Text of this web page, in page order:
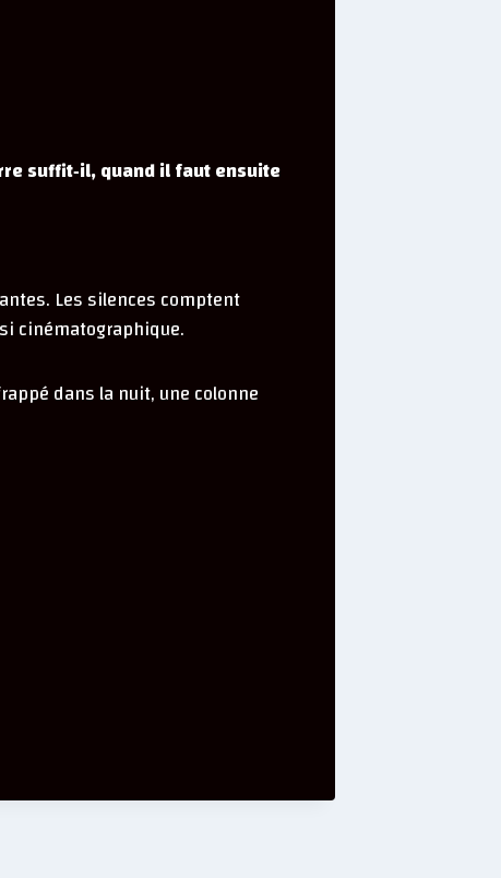
suffit‑il, quand il faut ensuite
Les silences comptent
cinématographique.
dans la nuit, une colonne